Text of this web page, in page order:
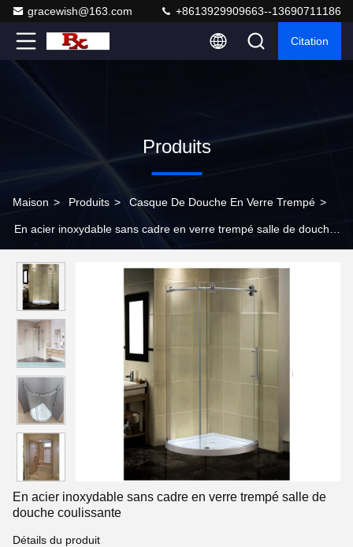
gracewish@163.com +8613929909663--13690711186
Citation
Produits
Maison > Produits > Casque De Douche En Verre Trempé >
En acier inoxydable sans cadre en verre trempé salle de douche
En acier inoxydable sans cadre en verre trempé salle de
douche coulissante
Détails du produit